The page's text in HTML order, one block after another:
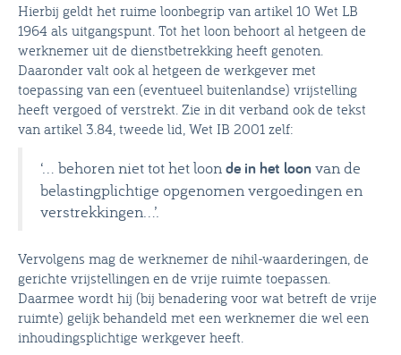
Hierbij geldt het ruime loonbegrip van artikel 10 Wet LB
1964 als uitgangspunt. Tot het loon behoort al hetgeen de
werknemer uit de dienstbetrekking heeft genoten.
Daaronder valt ook al hetgeen de werkgever met
toepassing van een (eventueel buitenlandse) vrijstelling
heeft vergoed of verstrekt. Zie in dit verband ook de tekst
van artikel 3.84, tweede lid, Wet IB 2001 zelf:
‘… behoren niet tot het loon de in het loonvan de
belastingplichtige opgenomen vergoedingen en
verstrekkingen…’.
Vervolgens mag de werknemer de nihil-waarderingen, de
gerichte vrijstellingen en de vrije ruimte toepassen.
Daarmee wordt hij (bij benadering voor wat betreft de vrije
ruimte) gelijk behandeld met een werknemer die wel een
inhoudingsplichtige werkgever heeft.